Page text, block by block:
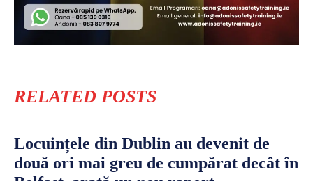
RELATED POSTS
Locuințele din Dublin au devenit de
două ori mai greu de cumpărat decât în